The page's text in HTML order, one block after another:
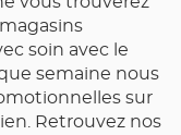
soin avec le
semaine nous
sur
Retrouvez nos